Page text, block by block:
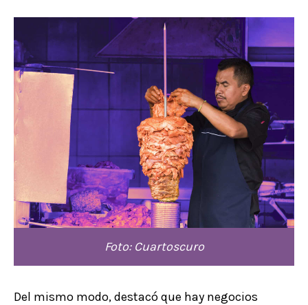
Foto: Cuartoscuro
Del mismo modo, destacó que hay negocios